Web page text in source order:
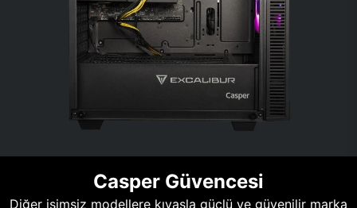
Casper Güvencesi
Diğer isimsiz modellere kıyasla güçlü ve güvenilir marka